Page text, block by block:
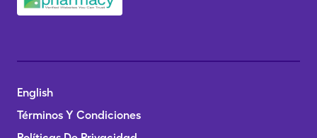
English
Términos Y Condiciones